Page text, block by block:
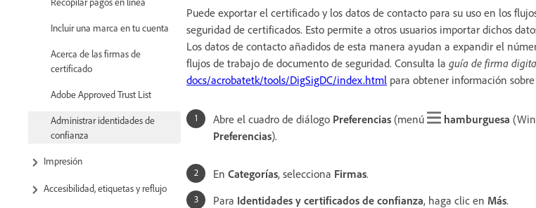
Incluir una marca en tu cuenta
Acerca de las firmas de
certificado
Adobe Approved Trust List
Administrar identidades de
confianza
Impresión
Accesibilidad, etiquetas y reflujo
Puede exportar el certificado y los datos de contacto para su uso en los
seguridad de certificados. Esto permite a otros usuarios importar dichos
Los datos de contacto añadidos de esta manera ayudan a expandir el
flujos de trabajo de documento de seguridad. Consulta la guía de firma
docs/acrobatetk/tools/DigSigDC/index.html para obtener información
Abre el cuadro de diálogo Preferencias (menú hamburguesa
Preferencias).
En Categorías, selecciona Firmas.
Para Identidades y certificados de confianza, haga clic en Más.